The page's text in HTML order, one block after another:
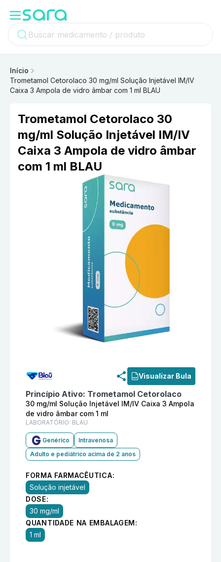
Início
Trometamol Cetorolaco 30 mg/ml Solução Injetável IM/IV
Caixa 3 Ampola de vidro âmbar com 1 ml BLAU
Trometamol Cetorolaco 30
mg/ml Solução Injetável IM/IV
Caixa 3 Ampola de vidro âmbar
com 1 ml BLAU
Visualizar Bula
Princípio Ativo: Trometamol Cetorolaco
30 mg/ml Solução Injetável IM/IV Caixa 3 Ampola
de vidro âmbar com 1 ml
LABORATÓRIO: BLAU
Genérico
Intravenosa
Adulto e pediátrico acima de 2 anos
FORMA FARMACÊUTICA:
Solução injetável
DOSE:
30 mg/ml
QUANTIDADE NA EMBALAGEM:
1 ml